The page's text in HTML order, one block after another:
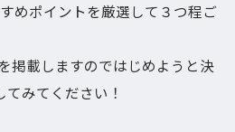
めポイントを厳選して３つ程ご
掲載しますのではじめようと決
みてください！